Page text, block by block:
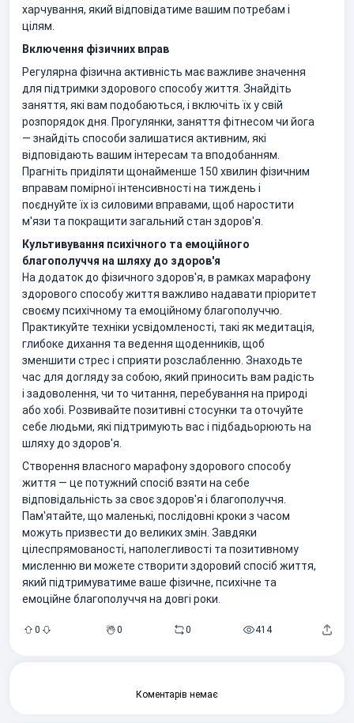
харчування, який відповідатиме вашим потребам і
цілям.
Включення фізичних вправ
Регулярна фізична активність має важливе значення
для підтримки здорового способу життя. Знайдіть
заняття, які вам подобаються, і включіть їх у свій
розпорядок дня. Прогулянки, заняття фітнесом чи йога
— знайдіть способи залишатися активним, які
відповідають вашим інтересам та вподобанням.
Прагніть приділяти щонайменше 150 хвилин фізичним
вправам помірної інтенсивності на тиждень і
поєднуйте їх із силовими вправами, щоб наростити
м'язи та покращити загальний стан здоров'я.
Культивування психічного та емоційного
благополуччя на шляху до здоров'я
На додаток до фізичного здоров'я, в рамках марафону
здорового способу життя важливо надавати пріоритет
своєму психічному та емоційному благополуччю.
Практикуйте техніки усвідомленості, такі як медитація,
глибоке дихання та ведення щоденників, щоб
зменшити стрес і сприяти розслабленню. Знаходьте
час для догляду за собою, який приносить вам радість
і задоволення, чи то читання, перебування на природі
або хобі. Розвивайте позитивні стосунки та оточуйте
себе людьми, які підтримують вас і підбадьорюють на
шляху до здоров'я.
Створення власного марафону здорового способу
життя — це потужний спосіб взяти на себе
відповідальність за своє здоров'я і благополуччя.
Пам'ятайте, що маленькі, послідовні кроки з часом
можуть призвести до великих змін. Завдяки
цілеспрямованості, наполегливості та позитивному
мисленню ви можете створити здоровий спосіб життя,
який підтримуватиме ваше фізичне, психічне та
емоційне благополуччя на довгі роки.
0 0 0 414
Коментарів немає